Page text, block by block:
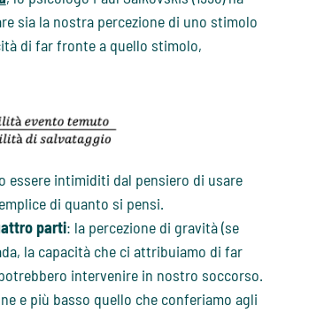
sia la nostra percezione di uno stimolo
di far fronte a quello stimolo,
essere intimiditi dal pensiero di usare
di quanto si pensi.
parti: la percezione di gravità (se
la capacità che ci attribuiamo di far
intervenire in nostro soccorso.
e più basso quello che conferiamo agli